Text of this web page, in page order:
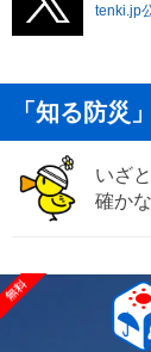
tenki.jp
「知る防災
いざ
確か